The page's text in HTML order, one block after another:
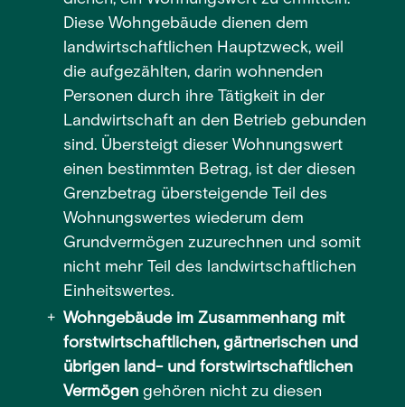
Diese Wohngebäude dienen dem
landwirtschaftlichen Hauptzweck, weil
die aufgezählten, darin wohnenden
Personen durch ihre Tätigkeit in der
Landwirtschaft an den Betrieb gebunden
sind. Übersteigt dieser Wohnungswert
einen bestimmten Betrag, ist der diesen
Grenzbetrag übersteigende Teil des
Wohnungswertes wiederum dem
Grundvermögen zuzurechnen und somit
nicht mehr Teil des landwirtschaftlichen
Einheitswertes.
Wohngebäude im Zusammenhang mit
forstwirtschaftlichen, gärtnerischen und
übrigen land- und forstwirtschaftlichen
Vermögengehören nicht zu diesen